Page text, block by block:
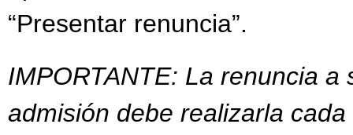
“Presentar renuncia”.
IMPORTANTE: La renuncia
admisión debe realizarla